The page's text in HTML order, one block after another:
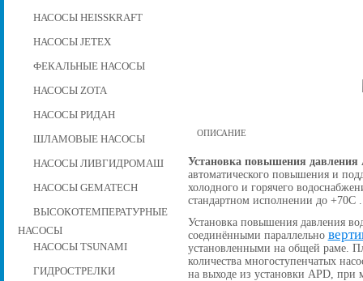
НАСОСЫ HEISSKRAFT
НАСОСЫ JETEX
ФЕКАЛЬНЫЕ НАСОСЫ
НАСОСЫ ZOTA
НАСОСЫ РИДАН
ШЛАМОВЫЕ НАСОСЫ
НАСОСЫ ЛИВГИДРОМАШ
НАСОСЫ GEMATECH
ВЫСОКОТЕМПЕРАТУРНЫЕ
НАСОСЫ
НАСОСЫ TSUNAMI
ГИДРОСТРЕЛКИ
ОПИСАНИЕ
Установка повышения давления
автоматического повышения и
холодного и горячего
стандартном исполнении до +70С .
Установка повышения давления
соединёнными параллельно
установленными на общей раме.
количества многоступенчатых
на выходе из установки APD,